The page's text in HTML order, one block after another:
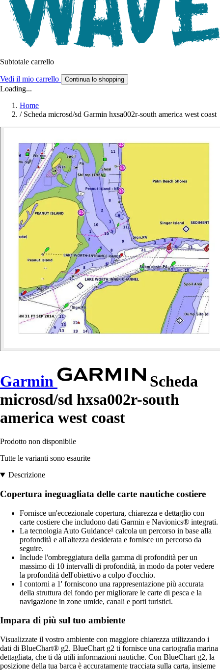
Subtotale carrello
Vedi il mio carrello Continua lo shopping
Loading...
Home
/ Scheda microsd/sd Garmin hxsa002r-south america west coast
Garmin
Scheda
microsd/sd hxsa002r-south
america west coast
Prodotto non disponibile
Tutte le varianti sono esaurite
Descrizione
Copertura ineguagliata delle carte nautiche costiere
Fornisce un'eccezionale copertura, chiarezza e dettaglio con
carte costiere che includono dati Garmin e Navionics® integrati.
La tecnologia Auto Guidance¹ calcola un percorso in base alla
profondità e all'altezza desiderata e fornisce un percorso da
seguire.
Include l'ombreggiatura della gamma di profondità per un
massimo di 10 intervalli di profondità, in modo da poter vedere
la profondità dell'obiettivo a colpo d'occhio.
I contorni a 1' forniscono una rappresentazione più accurata
della struttura del fondo per migliorare le carte di pesca e la
navigazione in zone umide, canali e porti turistici.
Impara di più sul tuo ambiente
Visualizzate il vostro ambiente con maggiore chiarezza utilizzando i
dati di BlueChart® g2. BlueChart g2 ti fornisce una cartografia marina
dettagliata, che ti dà utili informazioni nautiche. Con BlueChart g2, la
posizione della tua barca è accuratamente tracciata sulla carta, insieme